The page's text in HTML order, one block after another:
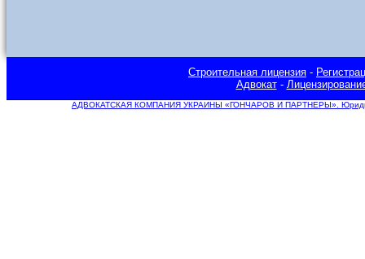
Строительная лицензия -
Адвокат-
АДВОКАТСКАЯ КОМПАНИЯ УКРАИНЫ «ГОНЧАРОВ И ПАРТНЕРЫ».